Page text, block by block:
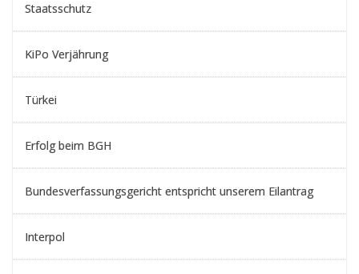
Staatsschutz
KiPo Verjährung
Türkei
Erfolg beim BGH
Bundesverfassungsgericht entspricht unserem Eilantrag
Interpol